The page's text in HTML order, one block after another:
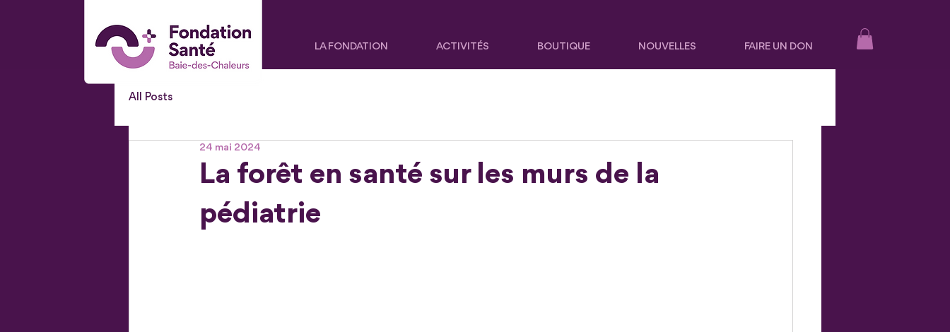
LA FONDATION ACTIVITÉS BOUTIQUE NOUVELLES FAIRE UN DON
All Posts
La forêt en santé sur les murs de la
pédiatrie
24 mai 2024